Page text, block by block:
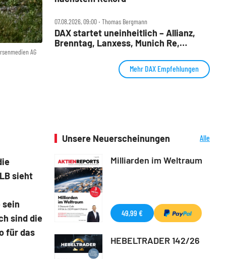
AG
sieht
sein
sind die
für das
07.08.2026, 09:00 ‧ Thomas Bergmann
DAX startet uneinheitlich – Allianz,
Brenntag, Lanxess, Munich Re,
Mehr DAX Empfehlungen
Unsere Neuerscheinungen
Alle
Milliarden im Weltraum
49,99 €
HEBELTRADER 142/26